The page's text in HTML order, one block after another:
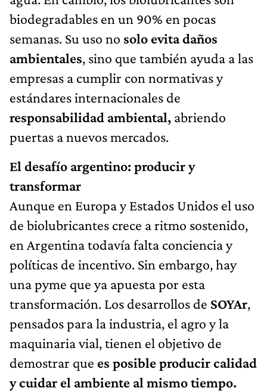
biodegradables en un 90% en pocas
semanas. Su uso no solo evita daños
ambientales, sino que también ayuda a las
empresas a cumplir con normativas y
estándares internacionales de
responsabilidad ambiental, abriendo
puertas a nuevos mercados.
El desafío argentino: producir y
transformar
Aunque en Europa y Estados Unidos el uso
de biolubricantes crece a ritmo sostenido,
en Argentina todavía falta conciencia y
políticas de incentivo. Sin embargo, hay
una pyme que ya apuesta por esta
transformación. Los desarrollos de SOYAr,
pensados para la industria, el agro y la
maquinaria vial, tienen el objetivo de
demostrar que es posible producir calidad
y cuidar el ambiente al mismo tiempo.